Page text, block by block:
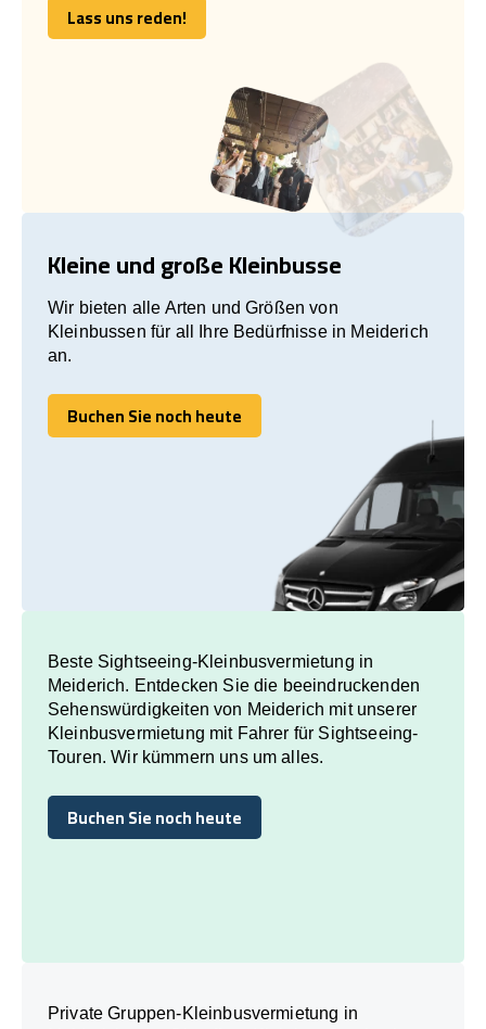
Lass uns reden!
Lass uns reden!
Kleine und große Kleinbusse
Wir bieten alle Arten und Größen von
Kleinbussen für all Ihre Bedürfnisse in Meiderich
an.
Buchen Sie noch heute
Buchen Sie noch heute
Beste Sightseeing-Kleinbusvermietung in
Meiderich. Entdecken Sie die beeindruckenden
Sehenswürdigkeiten von Meiderich mit unserer
Kleinbusvermietung mit Fahrer für Sightseeing-
Touren. Wir kümmern uns um alles.
Buchen Sie noch heute
Buchen Sie noch heute
Private Gruppen-Kleinbusvermietung in